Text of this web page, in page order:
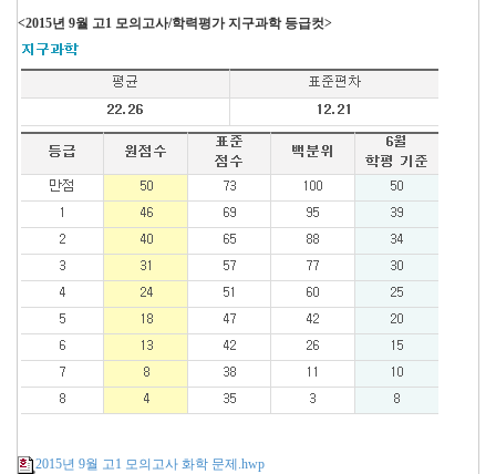
<2015년 9월 고1 모의고사/학력평가 지구과학 등급컷>
2015년 9월 고1 모의고사 화학 문제.hwp